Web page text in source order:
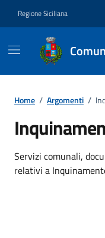
Regione Siciliana
Home / Argomenti /
Dettagli
Servizi comunali,
relativi a